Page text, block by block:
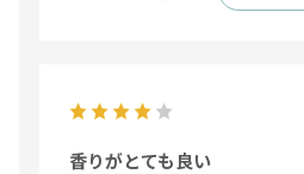
香りがとても良い